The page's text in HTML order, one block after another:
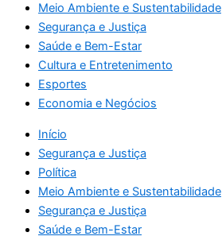
Meio Ambiente e Sustentabilidade
Segurança e Justiça
Saúde e Bem-Estar
Cultura e Entretenimento
Esportes
Economia e Negócios
Início
Segurança e Justiça
Política
Meio Ambiente e Sustentabilidade
Segurança e Justiça
Saúde e Bem-Estar